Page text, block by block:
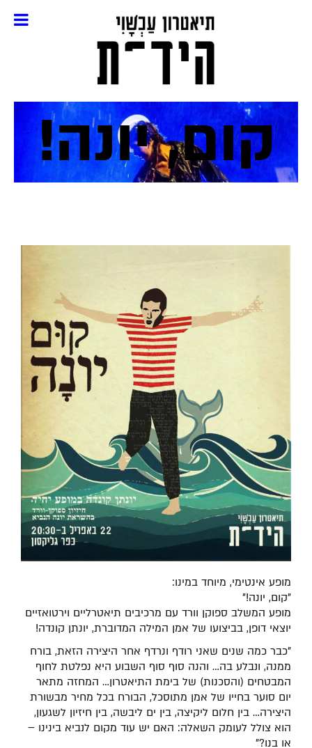
קום, יונה!
מופע אינטימי, מיוחד במינו:
"קום, יונה!"
מופע המשלב ספוקן וורד עם מרכיבים תיאטרליים וירטואזיים
יוצאי דופן, בביצועו של אמן המילה המדוברת, יונתן קונדה!
"כבר כמה שנים שאני רודף ונרדף אחר היצירה הזאת, בורח
ממנה, ונבלע בה… והנה סוף סוף השבוע היא נפלטת לחוף
המבטחים (והסכנות) של בימת התיאטרון… המחזה מתאר
יום סוער בחייו של אמן מתוסכל, הבורח בכל מחיר מבשורת
היצירה… בין חלום ליקיצה, בין ים ליבשה, בין חיזיון לשגעון,
הוא צולל לעומק השאלה: האם יש עוד מקום לנביא בינינו –
או בנו?"